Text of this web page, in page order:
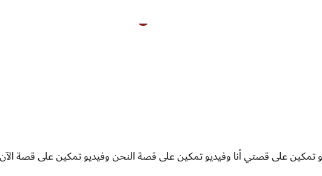
تمكين على قصتي أنا وفيديو تمكين على قصة النحن وفيديو تمكين على قصة الآن